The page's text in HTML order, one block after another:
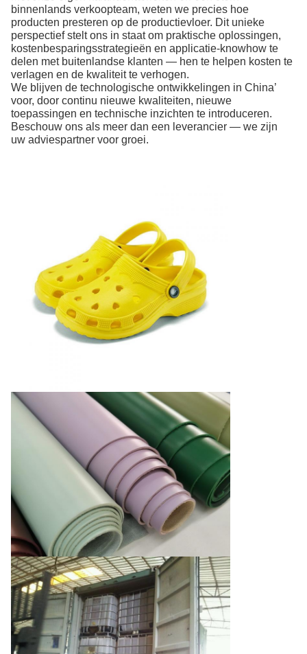
binnenlands verkoopteam, weten we precies hoe
producten presteren op de productievloer. Dit unieke
perspectief stelt ons in staat om praktische oplossingen,
kostenbesparingsstrategieën en applicatie-knowhow te
delen met buitenlandse klanten — hen te helpen kosten te
verlagen en de kwaliteit te verhogen.
We blijven de technologische ontwikkelingen in China’
voor, door continu nieuwe kwaliteiten, nieuwe
toepassingen en technische inzichten te introduceren.
Beschouw ons als meer dan een leverancier — we zijn
uw adviespartner voor groei.